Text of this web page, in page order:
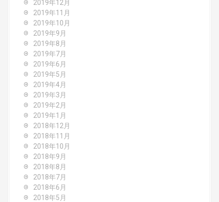
2019年12月
2019年11月
2019年10月
2019年9月
2019年8月
2019年7月
2019年6月
2019年5月
2019年4月
2019年3月
2019年2月
2019年1月
2018年12月
2018年11月
2018年10月
2018年9月
2018年8月
2018年7月
2018年6月
2018年5月